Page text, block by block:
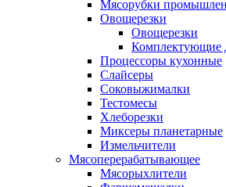
Мясорубки
Овощерезки
Овощерезки
Комплектующие
Процессоры кухонные
Слайсеры
Соковыжималки
Тестомесы
Хлеборезки
Миксеры планетарные
Измельчители
Мясоперерабатывающее
Мясорыхлители